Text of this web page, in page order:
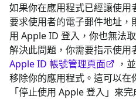
如果你在應用程式已經讓使
要求使用者的電子郵件地址
用 Apple ID 登入，你也無法
解決此問題，你需要指示使用
Apple ID 帳號管理頁面
，
移除你的應用程式。這可以
「停止使用 Apple 登入」來完